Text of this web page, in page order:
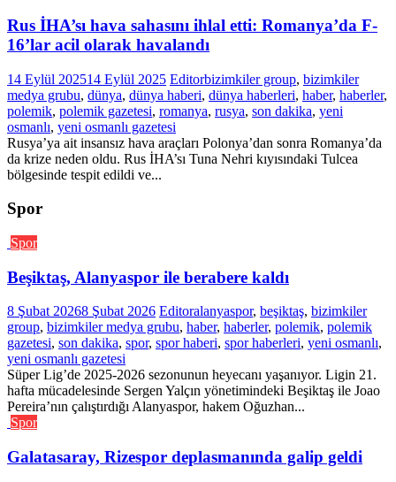
Rus İHA’sı hava sahasını ihlal etti: Romanya’da F-
16’lar acil olarak havalandı
14 Eylül 202514 Eylül 2025 Editorbizimkiler group, bizimkiler
medya grubu, dünya, dünya haberi, dünya haberleri, haber, haberler,
polemik, polemik gazetesi, romanya, rusya, son dakika, yeni
osmanlı, yeni osmanlı gazetesi
Rusya’ya ait insansız hava araçları Polonya’dan sonra Romanya’da
da krize neden oldu. Rus İHA’sı Tuna Nehri kıyısındaki Tulcea
bölgesinde tespit edildi ve...
Spor
Spor
Beşiktaş, Alanyaspor ile berabere kaldı
8 Şubat 20268 Şubat 2026 Editoralanyaspor, beşiktaş, bizimkiler
group, bizimkiler medya grubu, haber, haberler, polemik, polemik
gazetesi, son dakika, spor, spor haberi, spor haberleri, yeni osmanlı,
yeni osmanlı gazetesi
Süper Lig’de 2025-2026 sezonunun heyecanı yaşanıyor. Ligin 21.
hafta mücadelesinde Sergen Yalçın yönetimindeki Beşiktaş ile Joao
Pereira’nın çalıştırdığı Alanyaspor, hakem Oğuzhan...
Spor
Galatasaray, Rizespor deplasmanında galip geldi